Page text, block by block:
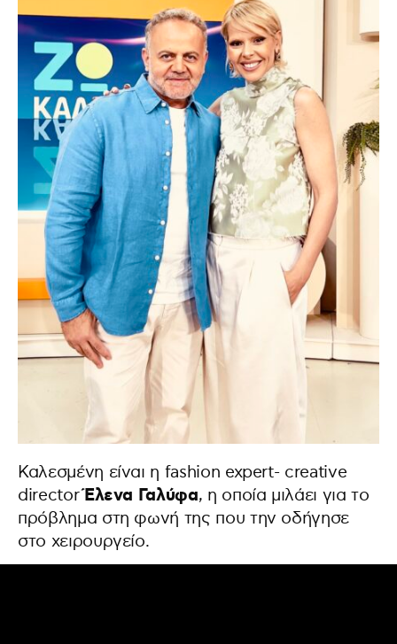
Καλεσμένη είναι η fashion expert- creative
directorΈλενα Γαλύφα, η οποία μιλάει για το
πρόβλημα στη φωνή της που την οδήγησε
στο χειρουργείο.